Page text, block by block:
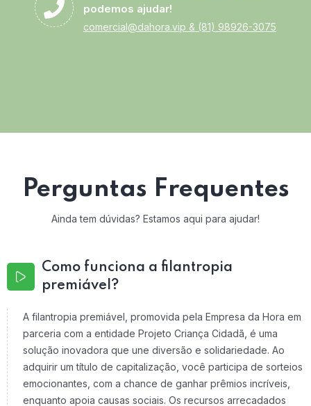
podemos ajudar!
comercial@dahora.vip & (81) 98926-3075
Perguntas Frequentes
Ainda tem dúvidas? Estamos aqui para ajudar!
Como funciona a filantropia
premiável?
A filantropia premiável, promovida pela Empresa da Hora em
parceria com a entidade Projeto Criança Cidadã, é uma
solução inovadora que une diversão e solidariedade. Ao
adquirir um título de capitalização, você participa de sorteios
emocionantes, com a chance de ganhar prêmios incríveis,
enquanto apoia causas sociais. Os recursos arrecadados